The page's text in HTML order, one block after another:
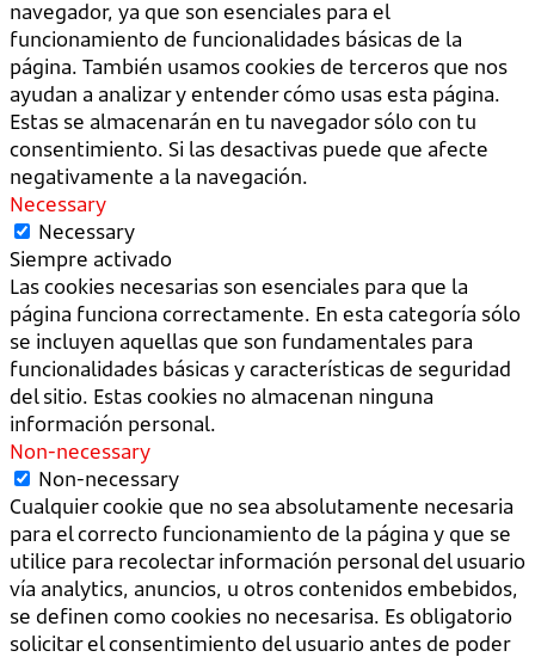
navegador, ya que son esenciales para el
funcionamiento de funcionalidades básicas de la
página. También usamos cookies de terceros que nos
ayudan a analizar y entender cómo usas esta página.
Estas se almacenarán en tu navegador sólo con tu
consentimiento. Si las desactivas puede que afecte
negativamente a la navegación.
Necessary
Necessary
Siempre activado
Las cookies necesarias son esenciales para que la
página funciona correctamente. En esta categoría sólo
se incluyen aquellas que son fundamentales para
funcionalidades básicas y características de seguridad
del sitio. Estas cookies no almacenan ninguna
información personal.
Non-necessary
Non-necessary
Cualquier cookie que no sea absolutamente necesaria
para el correcto funcionamiento de la página y que se
utilice para recolectar información personal del usuario
vía analytics, anuncios, u otros contenidos embebidos,
se definen como cookies no necesarisa. Es obligatorio
solicitar el consentimiento del usuario antes de poder